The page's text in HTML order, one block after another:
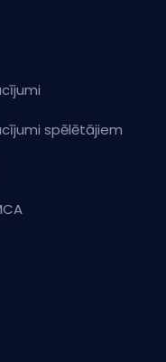
spēlētājiem